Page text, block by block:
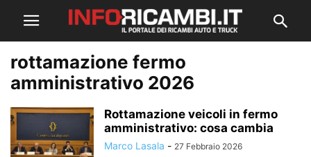
rottamazione fermo
amministrativo 2026
Rottamazione veicoli in fermo
amministrativo: cosa cambia
Marco Lasala - 27 Febbraio 2026